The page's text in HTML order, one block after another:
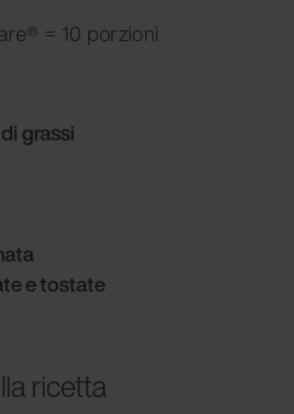
= 10 porzioni
grassi
e tostate
ricetta